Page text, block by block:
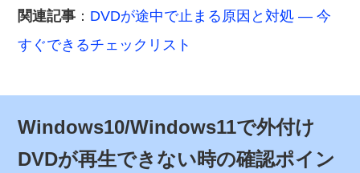
関連記事 ： DVDが途中で止まる原因と対処 — 今
すぐできるチェックリスト
Windows10/Windows11で外付け
DVDが再生できない時の確認ポイン